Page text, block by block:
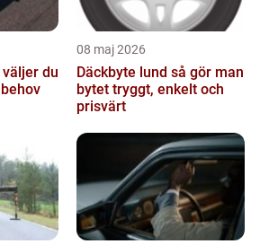
08 maj 2026
Däckbyte lund så gör man
bytet tryggt, enkelt och
prisvärt